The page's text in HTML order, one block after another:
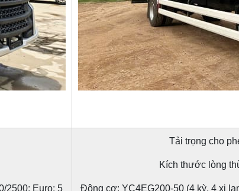
2500; Euro: 5
Tải trọng cho
Kích thước lòng
Động cơ: YC4EG200-50 (4 kỳ, 4 xi